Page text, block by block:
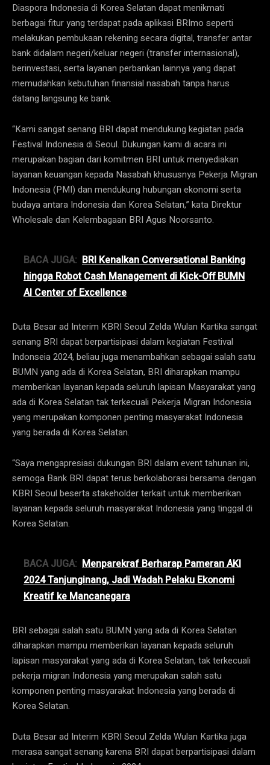
Diaspora Indonesia di Korea Selatan dapat menikmati
berbagai fitur yang terdapat pada aplikasi BRImo seperti
melakukan pembukaan rekening secara digital, transfer antar
bank didalam negeri/keluar negeri (transfer internasional),
berinvestasi, serta layanan perbankan lainnya yang dapat
memudahkan kebutuhan finansial nasabah tanpa harus
datang langsung ke bank.
“Kami sangat senang BRI dapat mendukung kegiatan pada
Festival Indonesia di Seoul. Dukungan kami di acara ini
merupakan bagian dari komitmen BRI untuk menyediakan
layanan keuangan kepada Nasabah khususnya Pekerja Migran
Indonesia (PMI) dan mendukung hubungan ekonomi serta
budaya antara Indonesia dan Korea Selatan,” kata Direktur
Wholesale dan Kelembagaan BRI Agus Noorsanto.
BACA JUGA: BRI Kenalkan Conversational Banking
hingga Robot Cash Management di Kick-Off BUMN
AI Center of Excellence
Duta Besar ad Interim KBRI Seoul Zelda Wulan Kartika sangat
senang BRI dapat berpartisipasi dalam kegiatan Festival
Indonseia 2024, beliau juga menambahkan sebagai salah satu
BUMN yang ada di Korea Selatan, BRI diharapkan mampu
memberikan layanan kepada seluruh lapisan Masyarakat yang
ada di Korea Selatan tak terkecuali Pekerja Migran Indonesia
yang merupakan komponen penting masyarakat Indonesia
yang berada di Korea Selatan.
“Saya mengapresiasi dukungan BRI dalam event tahunan ini,
semoga Bank BRI dapat terus berkolaborasi bersama dengan
KBRI Seoul beserta stakeholder terkait untuk memberikan
layanan kepada seluruh masyarakat Indonesia yang tinggal di
Korea Selatan.
BACA JUGA: Menparekraf Berharap Pameran AKI
2024 Tanjunginang, Jadi Wadah Pelaku Ekonomi
Kreatif ke Mancanegara
BRI sebagai salah satu BUMN yang ada di Korea Selatan
diharapkan mampu memberikan layanan kepada seluruh
lapisan masyarakat yang ada di Korea Selatan, tak terkecuali
pekerja migran Indonesia yang merupakan salah satu
komponen penting masyarakat Indonesia yang berada di
Korea Selatan.
Duta Besar ad Interim KBRI Seoul Zelda Wulan Kartika juga
merasa sangat senang karena BRI dapat berpartisipasi dalam